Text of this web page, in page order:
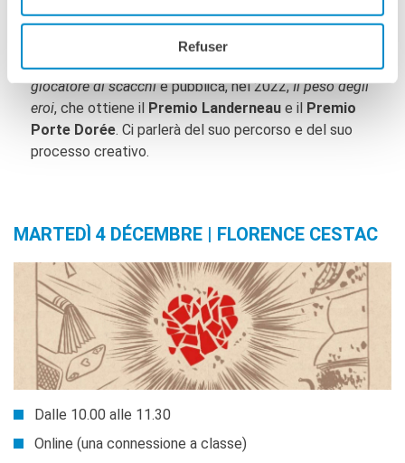
Refuser
(romanzi e libri per ragazzi) prima di pubblicare la sua
Replay. Firma un’adattamento
molto apprezzato dell’opera di Stefan Zweig conIl
giocatore di scacchie pubblica, nel 2022,Il peso degli
eroi, che ottiene il Premio Landerneau e il
Premio
Porte Dorée. Ci parlerà del suo percorso e del suo
processo creativo.
MARTEDÌ 4 DÉCEMBRE | FLORENCE CESTAC
Dalle 10.00 alle 11.30
Online (una connessione a classe)